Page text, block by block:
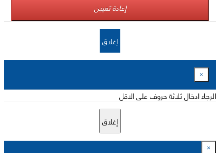
إعادة تعيين
إغلاق
×
الرجاء ادخال ثلاثة حروف على الاقل
إغلاق
×